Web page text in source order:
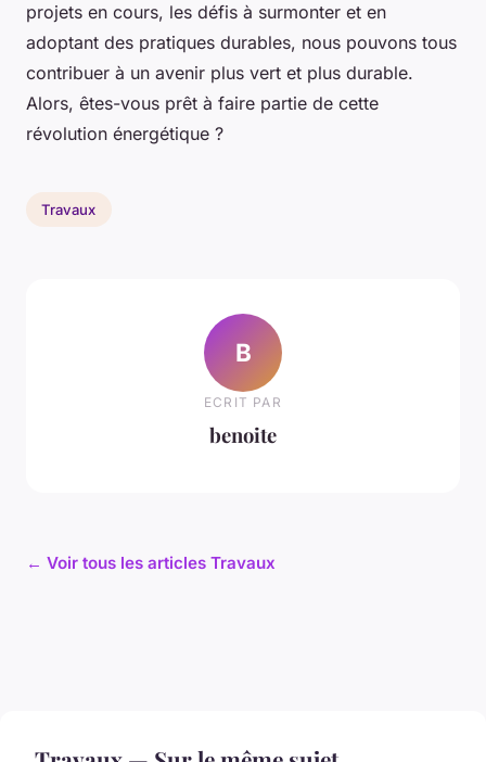
projets en cours, les défis à surmonter et en
adoptant des pratiques durables, nous pouvons tous
contribuer à un avenir plus vert et plus durable.
Alors, êtes-vous prêt à faire partie de cette
révolution énergétique ?
Travaux
B
ECRIT PAR
benoite
← Voir tous les articles Travaux